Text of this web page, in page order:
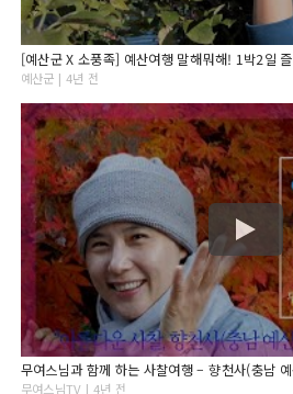
[예산군 X 소풍족] 예산여행 말해뭐해! 1박2일
예산군 | 4년 전
무여스님TV | 4년 전